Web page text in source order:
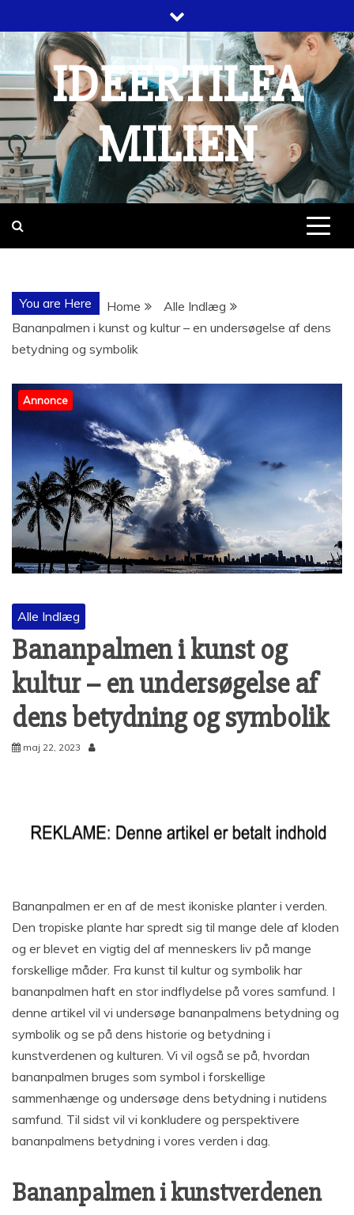
to
content
IDEERTILFA
MILIEN
You are Here Home
Alle Indlæg
Bananpalmen i kunst og kultur – en undersøgelse af dens
betydning og symbolik
Annonce
Alle Indlæg
Bananpalmen i kunst og
kultur – en undersøgelse af
dens betydning og symbolik
maj 22, 2023
Bananpalmen er en af de mest ikoniske planter i verden.
Den tropiske plante har spredt sig til mange dele af kloden
og er blevet en vigtig del af menneskers liv på mange
forskellige måder. Fra kunst til kultur og symbolik har
bananpalmen haft en stor indflydelse på vores samfund. I
denne artikel vil vi undersøge bananpalmens betydning og
symbolik og se på dens historie og betydning i
kunstverdenen og kulturen. Vi vil også se på, hvordan
bananpalmen bruges som symbol i forskellige
sammenhænge og undersøge dens betydning i nutidens
samfund. Til sidst vil vi konkludere og perspektivere
bananpalmens betydning i vores verden i dag.
Bananpalmen i kunstverdenen